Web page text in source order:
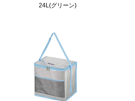
24L(グリーン)